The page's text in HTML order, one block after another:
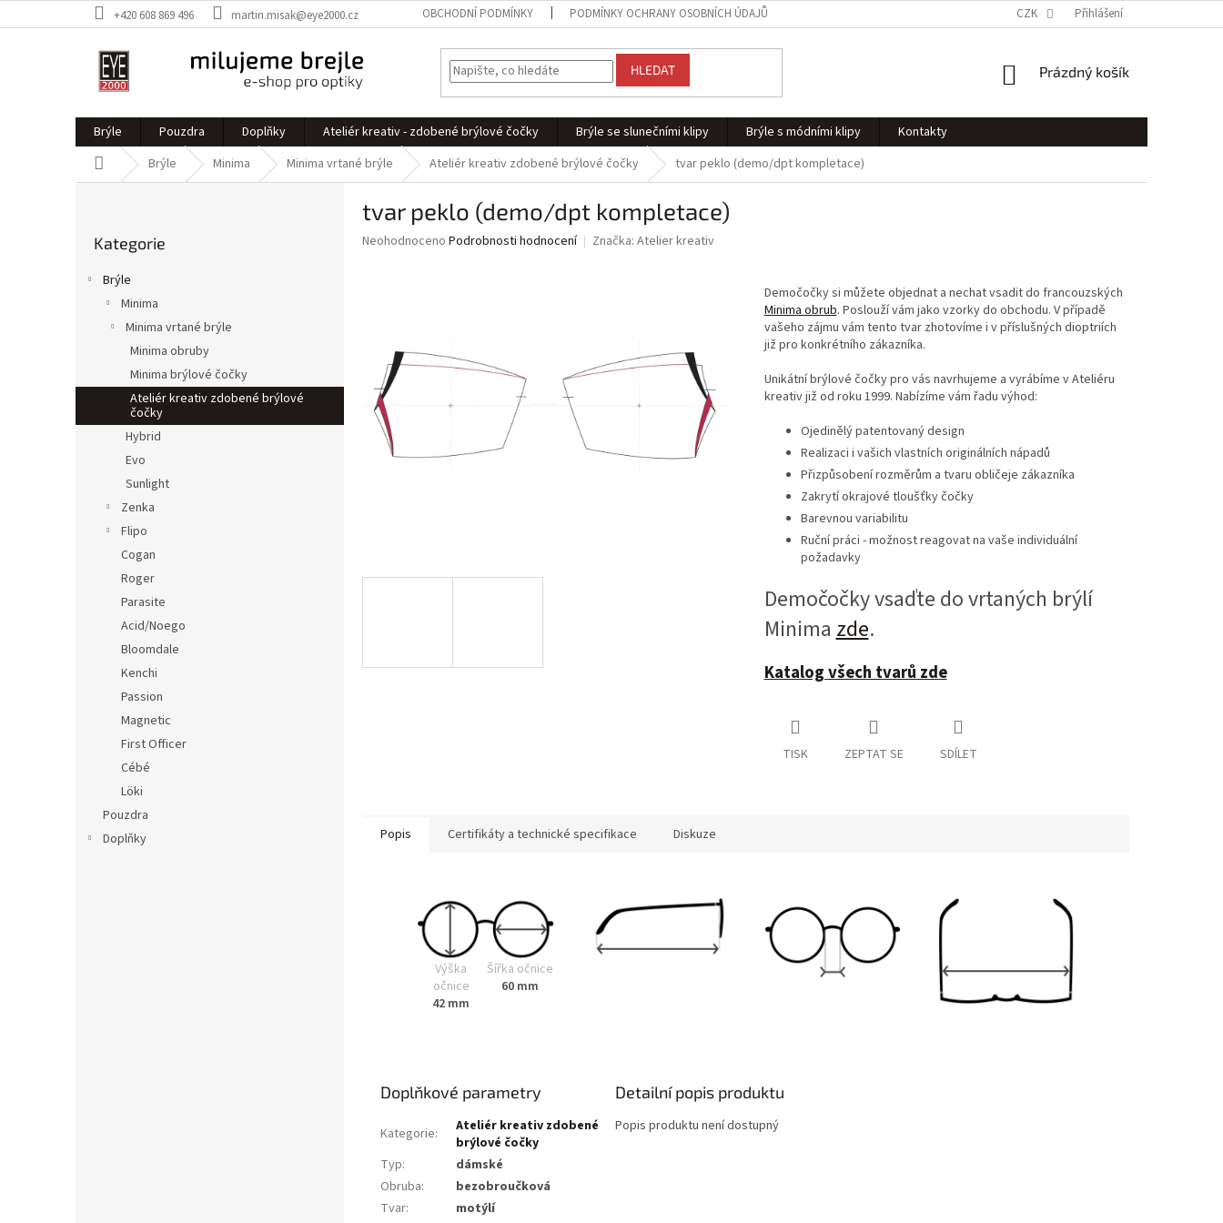
na
+420 608 869 496 martin.misak@eye2000.cz OBCHODNÍ PODMÍNKY PODMÍNKY OCHRANY OSOBNÍCH ÚDAJŮ CZK Přihlášení
HLEDAT
NÁKUPNÍ
Prázdný košík
Brýle Pouzdra Doplňky Ateliér kreativ - zdobené brýlové čočky Brýle se slunečními klipy Brýle s módními klipy
Kontakty
Domů Brýle Minima Minima vrtané brýle Ateliér kreativ zdobené brýlové čočky tvar peklo (demo/dpt kompletace)
a
e
kategorie
Kategorie
Brýle
Minima
Minima vrtané brýle
Minima obruby
Minima brýlové čočky
Ateliér kreativ zdobené brýlové
čočky
Hybrid
Evo
Sunlight
Zenka
Flipo
Cogan
Roger
Parasite
Acid/Noego
Bloomdale
Kenchi
Passion
Magnetic
First Officer
Cébé
Löki
Pouzdra
Doplňky
tvar peklo (demo/dpt kompletace)
Průměrné
hvězdiček.
Neohodnoceno Podrobnosti hodnocení Značka: Atelier kreativ
Demočočky si můžete objednat a nechat vsadit do francouzských
Minima obrub. Poslouží vám jako vzorky do obchodu. V případě
vašeho zájmu vám tento tvar zhotovíme i v příslušných dioptriích
již pro konkrétního zákazníka.
Unikátní brýlové čočky pro vás navrhujeme a vyrábíme v Ateliéru
kreativ již od roku 1999. Nabízíme vám řadu výhod:
Ojedinělý patentovaný design
Realizaci i vašich vlastních originálních nápadů
Přizpůsobení rozměrům a tvaru obličeje zákazníka
Zakrytí okrajové tloušťky čočky
Barevnou variabilitu
Ruční práci - možnost reagovat na vaše individuální
požadavky
Demočočky vsaďte do vrtaných brýlí
Minimazde.
Katalog všech tvarů zde
TISK ZEPTAT SE SDÍLET
Popis Certifikáty a technické specifikace Diskuze
Výška
očnice
42 mm
Šířka očnice
60 mm
Doplňkové parametry
Kategorie:
Ateliér kreativ zdobené
brýlové čočky
Typ:
dámské
Obruba:
bezobroučková
Tvar: motýlí
Detailní popis produktu
Popis produktu není dostupný